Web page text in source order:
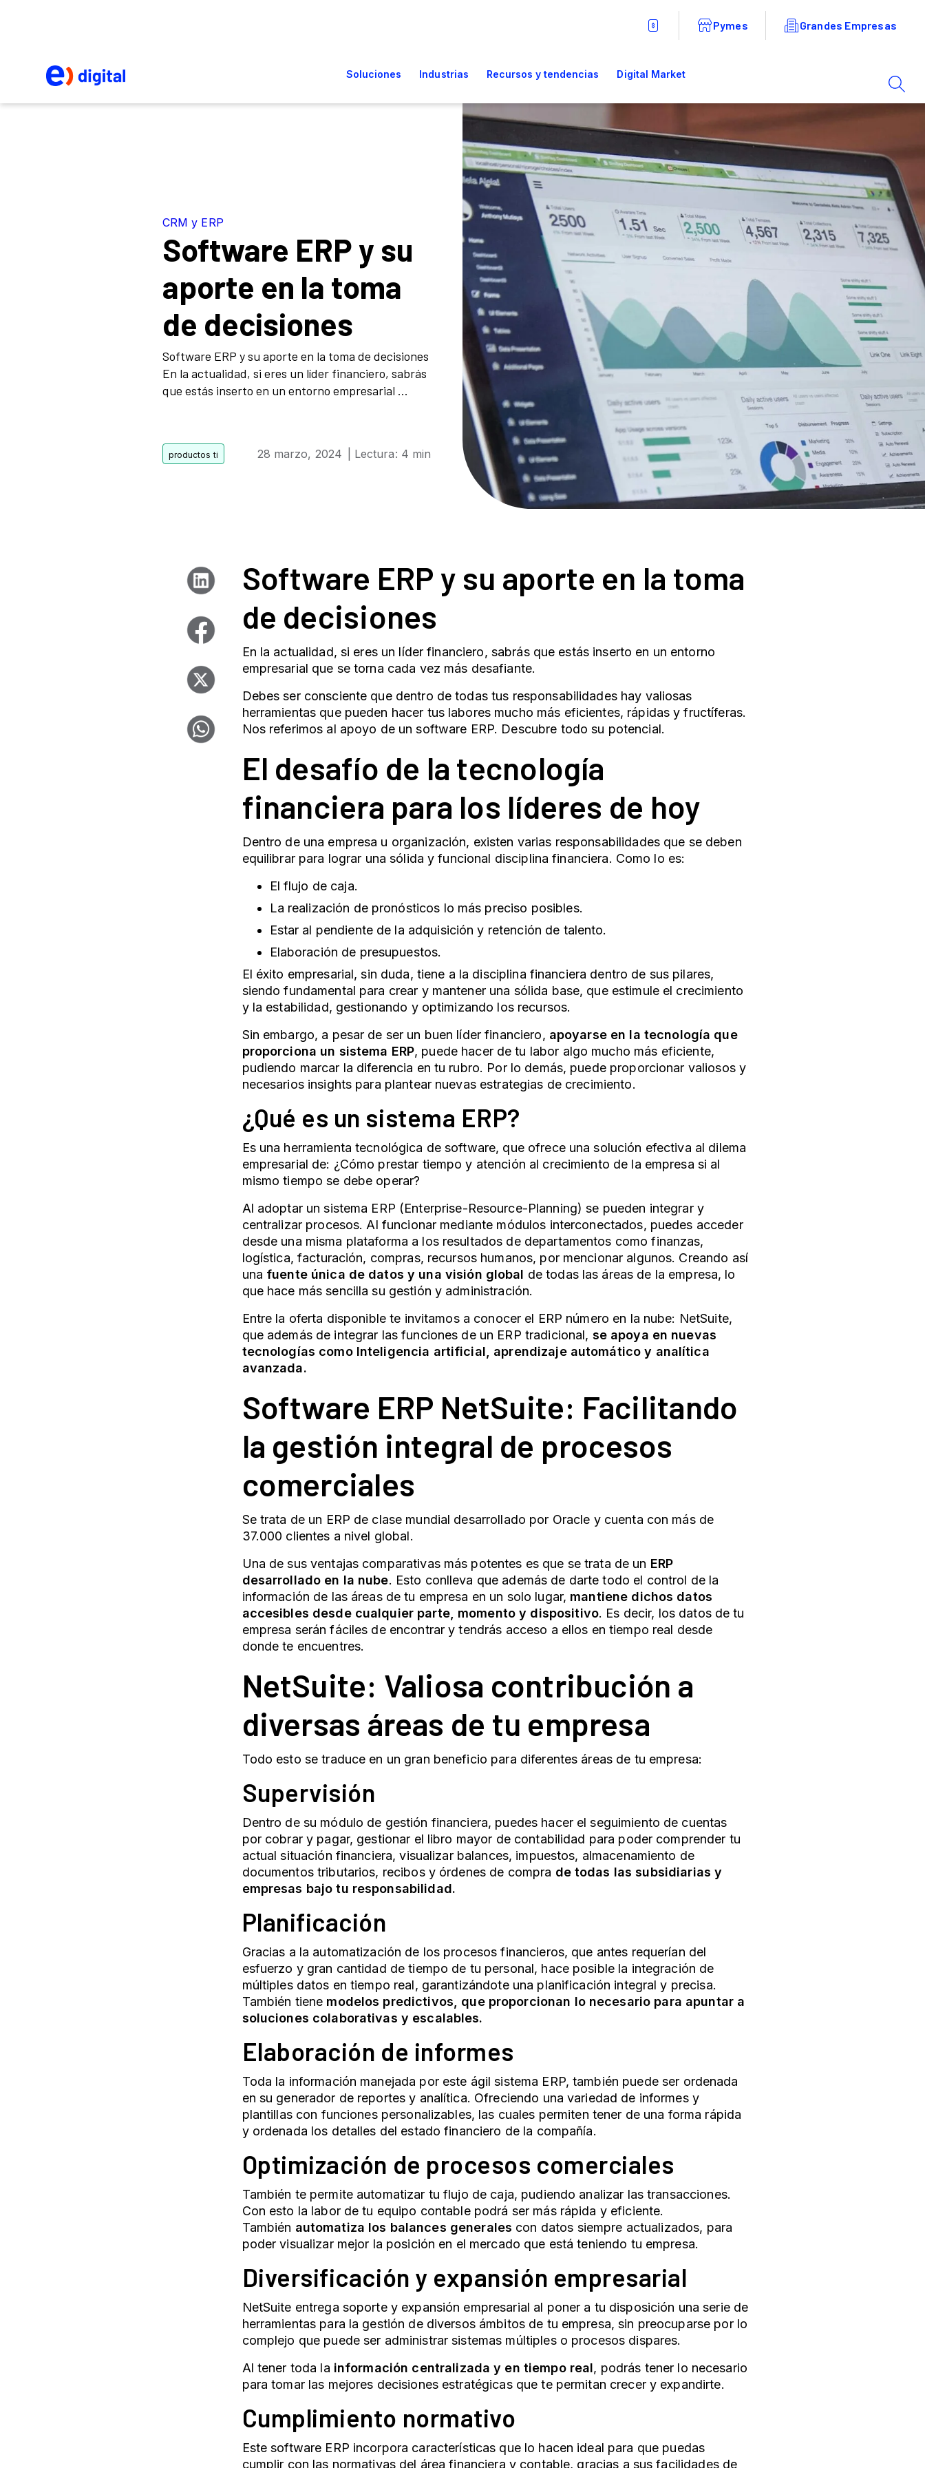
CRM y ERP
Software ERP y su
aporte en la toma
de decisiones
Software ERP y su aporte en la toma de decisiones
En la actualidad, si eres un líder financiero, sabrás
que estás inserto en un entorno empresarial ...
28 marzo, 2024 | Lectura: 4 min
Software ERP y su aporte en la toma
de decisiones
En la actualidad, si eres un líder financiero, sabrás que estás inserto en un entorno
empresarial que se torna cada vez más desafiante.
Debes ser consciente que dentro de todas tus responsabilidades hay valiosas
herramientas que pueden hacer tus labores mucho más eficientes, rápidas y fructíferas.
Nos referimos al apoyo de un software ERP. Descubre todo su potencial.
El desafío de la tecnología
financiera para los líderes de hoy
Dentro de una empresa u organización, existen varias responsabilidades que se deben
equilibrar para lograr una sólida y funcional disciplina financiera. Como lo es:
El flujo de caja.
La realización de pronósticos lo más preciso posibles.
Estar al pendiente de la adquisición y retención de talento.
Elaboración de presupuestos.
El éxito empresarial, sin duda, tiene a la disciplina financiera dentro de sus pilares,
siendo fundamental para crear y mantener una sólida base, que estimule el crecimiento
y la estabilidad, gestionando y optimizando los recursos.
Sin embargo, a pesar de ser un buen líder financiero, apoyarse en la tecnología que
proporciona un sistema ERP, puede hacer de tu labor algo mucho más eficiente,
pudiendo marcar la diferencia en tu rubro. Por lo demás, puede proporcionar valiosos y
necesarios insights para plantear nuevas estrategias de crecimiento.
¿Qué es un sistema ERP?
Es una herramienta tecnológica de software, que ofrece una solución efectiva al dilema
empresarial de: ¿Cómo prestar tiempo y atención al crecimiento de la empresa si al
mismo tiempo se debe operar?
Al adoptar un sistema ERP (Enterprise-Resource-Planning) se pueden integrar y
centralizar procesos. Al funcionar mediante módulos interconectados, puedes acceder
desde una misma plataforma a los resultados de departamentos como finanzas,
logística, facturación, compras, recursos humanos, por mencionar algunos. Creando así
una fuente única de datos y una visión global de todas las áreas de la empresa, lo
que hace más sencilla su gestión y administración.
Entre la oferta disponible te invitamos a conocer el ERP número en la nube: NetSuite,
que además de integrar las funciones de un ERP tradicional, se apoya en nuevas
tecnologías como Inteligencia artificial, aprendizaje automático y analítica
avanzada.
Software ERP NetSuite: Facilitando
la gestión integral de procesos
comerciales
Se trata de un ERP de clase mundial desarrollado por Oracle y cuenta con más de
37.000 clientes a nivel global.
Una de sus ventajas comparativas más potentes es que se trata de un ERP
desarrollado en la nube. Esto conlleva que además de darte todo el control de la
información de las áreas de tu empresa en un solo lugar, mantiene dichos datos
accesibles desde cualquier parte, momento y dispositivo. Es decir, los datos de tu
empresa serán fáciles de encontrar y tendrás acceso a ellos en tiempo real desde
donde te encuentres.
NetSuite: Valiosa contribución a
diversas áreas de tu empresa
Todo esto se traduce en un gran beneficio para diferentes áreas de tu empresa:
Supervisión
Dentro de su módulo de gestión financiera, puedes hacer el seguimiento de cuentas
por cobrar y pagar, gestionar el libro mayor de contabilidad para poder comprender tu
actual situación financiera, visualizar balances, impuestos, almacenamiento de
documentos tributarios, recibos y órdenes de compra de todas las subsidiarias y
empresas bajo tu responsabilidad.
Planificación
Gracias a la automatización de los procesos financieros, que antes requerían del
esfuerzo y gran cantidad de tiempo de tu personal, hace posible la integración de
múltiples datos en tiempo real, garantizándote una planificación integral y precisa.
También tiene modelos predictivos, que proporcionan lo necesario para apuntar a
soluciones colaborativas y escalables.
Elaboración de informes
Toda la información manejada por este ágil sistema ERP, también puede ser ordenada
en su generador de reportes y analítica. Ofreciendo una variedad de informes y
plantillas con funciones personalizables, las cuales permiten tener de una forma rápida
y ordenada los detalles del estado financiero de la compañía.
Optimización de procesos comerciales
También te permite automatizar tu flujo de caja, pudiendo analizar las transacciones.
Con esto la labor de tu equipo contable podrá ser más rápida y eficiente.
También automatiza los balances generales con datos siempre actualizados, para
poder visualizar mejor la posición en el mercado que está teniendo tu empresa.
Diversificación y expansión empresarial
NetSuite entrega soporte y expansión empresarial al poner a tu disposición una serie de
herramientas para la gestión de diversos ámbitos de tu empresa, sin preocuparse por lo
complejo que puede ser administrar sistemas múltiples o procesos dispares.
Al tener toda la información centralizada y en tiempo real, podrás tener lo necesario
para tomar las mejores decisiones estratégicas que te permitan crecer y expandirte.
Cumplimiento normativo
Este software ERP incorpora características que lo hacen ideal para que puedas
cumplir con las normativas del área financiera y contable, gracias a sus facilidades de